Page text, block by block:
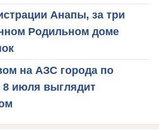
Анапы, за три
Родильном доме
на АЗС города по
8 июля выглядит